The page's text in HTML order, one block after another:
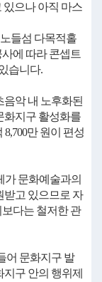
있으나 아직 마스
들섬 다목적홀
에 따라 콘셉트
습니다.
악 내 노후화된
화지구 활성화를
8,700만 원이 편성
가 문화예술과의
받고 있으므로 자
다는 철저한 관
어 문화지구 발
구 안의 행위제